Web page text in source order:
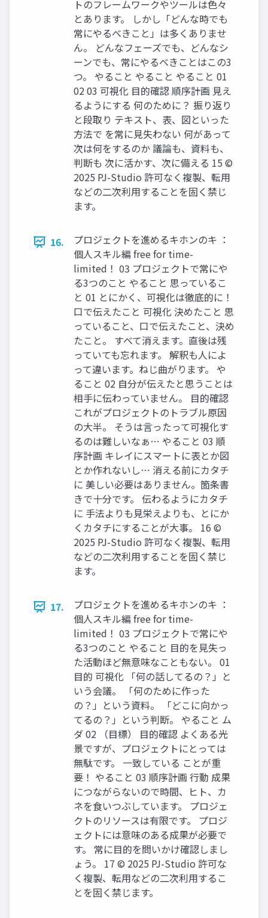
トのフレームワークやツールは色々
とあります。 しかし「どんな時でも
常にやるべきこと」は多くありませ
ん。 どんなフェーズでも、どんなシ
ーンでも、常にやるべきことはこの3
つ。 やること やること やること 01
02 03 可視化 目的確認 順序計画 見え
るようにする 何のために？ 振り返り
と段取り テキスト、表、図といった
方法で を常に見失わない 何があって
次は何をするのか 議論も、資料も、
判断も 次に活かす、次に備える 15 ©
2025 PJ-Studio 許可なく複製、転用
などの二次利用することを固く禁じ
ます。
16.
プロジェクトを進めるキホンのキ ：
個人スキル編 free for time-
limited！ 03 プロジェクトで常にや
る3つのこと やること 思っているこ
と 01 とにかく、可視化は徹底的に！
口で伝えたこと 可視化 決めたこと 思
っていること、口で伝えたこと、決め
たこと。 すべて消えます。直後は残
っていても忘れます。 解釈も人によ
って違います。ねじ曲がります。 や
ること 02 自分が伝えたと思うことは
相手に伝わっていません。 目的確認
これがプロジェクトのトラブル原因
の大半。 そうは言ったって可視化す
るのは難しいなぁ… やること 03 順
序計画 キレイにスマートに表とか図
とか作れないし… 消える前にカタチ
に 美しい必要はありません。箇条書
きで十分です。 伝わるようにカタチ
に 手法よりも見栄えよりも、とにか
くカタチにすることが大事。 16 ©
2025 PJ-Studio 許可なく複製、転用
などの二次利用することを固く禁じ
ます。
17.
プロジェクトを進めるキホンのキ ：
個人スキル編 free for time-
limited！ 03 プロジェクトで常にや
る3つのこと やること 目的を見失っ
た活動ほど無意味なこともない。 01
目的 可視化 「何の話してるの？」と
いう会議。 「何のために作った
の？」という資料。 「どこに向かっ
てるの？」という判断。 やること ム
ダ 02 （目標） 目的確認 よくある光
景ですが、プロジェクトにとっては
無駄です。 一致している ことが重
要！ やること 03 順序計画 行動 成果
につながらないので時間、ヒト、カ
ネを食いつぶしています。 プロジェ
クトのリソースは有限です。 プロジ
ェクトには意味のある成果が必要で
す。 常に目的を問いかけ確認しまし
ょう。 17 © 2025 PJ-Studio 許可な
く複製、転用などの二次利用するこ
とを固く禁じます。